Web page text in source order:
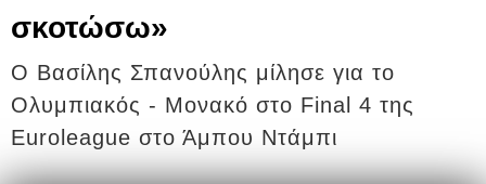
σκοτώσω»
Ο Βασίλης Σπανούλης μίλησε για το
Ολυμπιακός - Μονακό στο Final 4 της
Euroleague στο Άμπου Ντάμπι